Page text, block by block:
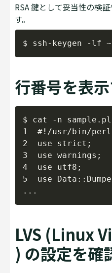
RSA 鍵として妥当性の検
す。
行番号を表
$ cat -n sample.pl
1  #!/usr/bin/perl
2  use strict;
3  use warnings;
4  use utf8;
5  use
LVS (Linux
) の設定を